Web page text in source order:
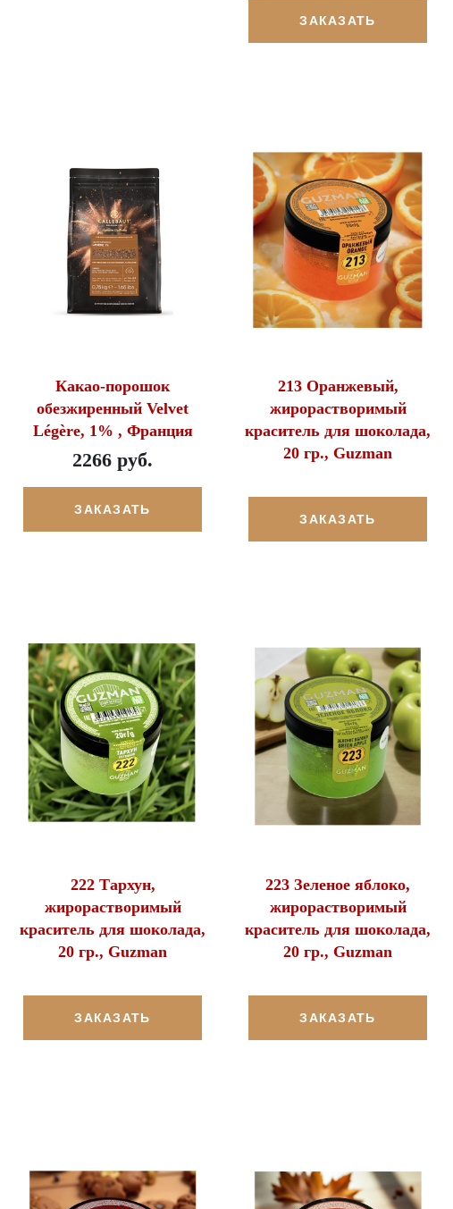
ЗАКАЗАТЬ
Какао-порошок
обезжиренный Velvet
Légère, 1% , Франция
2266 руб.
ЗАКАЗАТЬ
213 Оранжевый,
жирорастворимый
краситель для шоколада,
20 гр., Guzman
ЗАКАЗАТЬ
222 Тархун,
жирорастворимый
краситель для шоколада,
20 гр., Guzman
ЗАКАЗАТЬ
223 Зеленое яблоко,
жирорастворимый
краситель для шоколада,
20 гр., Guzman
ЗАКАЗАТЬ